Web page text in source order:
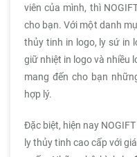
viên của mình, thì
cho bạn. Với một danh
thủy tinh in logo, ly sứ in
giữ nhiệt in logo và nhiều
mang đến cho bạn
hợp lý.
Đặc biệt, hiện nay
ly thủy tinh cao cấp với